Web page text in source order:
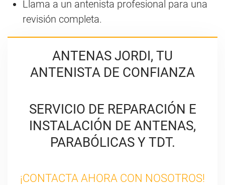
Llama a un antenista profesional para una
revisión completa.
ANTENAS JORDI, TU
ANTENISTA DE CONFIANZA
SERVICIO DE REPARACIÓN E
INSTALACIÓN DE ANTENAS,
PARABÓLICAS Y TDT.
¡CONTACTA AHORA CON NOSOTROS!